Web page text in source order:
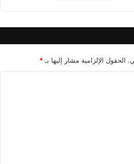
الحقول الإلزامية مشار إليها بـ *